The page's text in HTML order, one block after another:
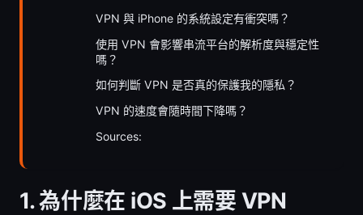
VPN 與 iPhone 的系統設定有衝突嗎？
使用 VPN 會影響串流平台的解析度與穩定性
嗎？
如何判斷 VPN 是否真的保護我的隱私？
VPN 的速度會隨時間下降嗎？
Sources:
1. 為什麼在 iOS 上需要 VPN